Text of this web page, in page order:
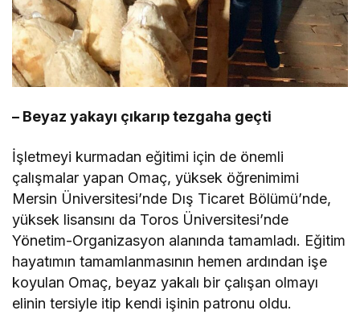
– Beyaz yakayı çıkarıp tezgaha geçti
İşletmeyi kurmadan eğitimi için de önemli
çalışmalar yapan Omaç, yüksek öğrenimimi
Mersin Üniversitesi’nde Dış Ticaret Bölümü’nde,
yüksek lisansını da Toros Üniversitesi’nde
Yönetim-Organizasyon alanında tamamladı. Eğitim
hayatımın tamamlanmasının hemen ardından işe
koyulan Omaç, beyaz yakalı bir çalışan olmayı
elinin tersiyle itip kendi işinin patronu oldu.